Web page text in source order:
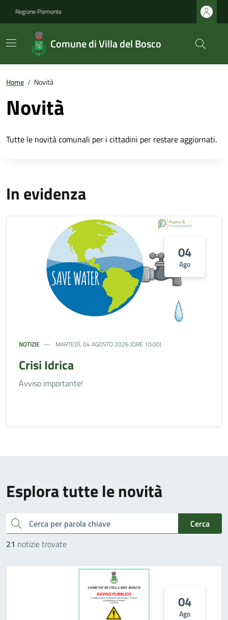
Regione Piemonte
Comune di Villa del Bosco
Home / Novità
Novità
Tutte le novità comunali per i cittadini per restare aggiornati.
In evidenza
04
Ago
NOTIZIE MARTEDÌ, 04 AGOSTO 2026 (ORE 10:00)
Crisi Idrica
Avviso importante!
Esplora tutte le novità
cerca
Cerca
21 notizie trovate
04
Ago